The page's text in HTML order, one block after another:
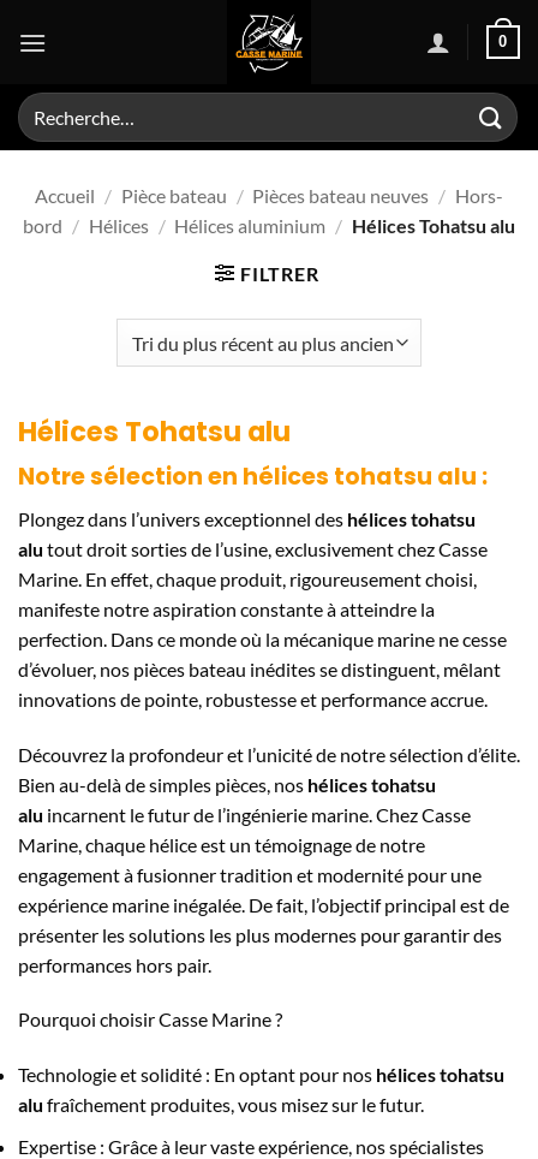
0
Recherche
pour :
Accueil / Pièce bateau / Pièces bateau neuves / Hors-
bord / Hélices / Hélices aluminium / Hélices Tohatsu alu
FILTRER
Hélices Tohatsu alu
Notre sélection en hélices tohatsu alu :
Plongez dans l’univers exceptionnel des hélices tohatsu
alu tout droit sorties de l’usine, exclusivement chez Casse
Marine. En effet, chaque produit, rigoureusement choisi,
manifeste notre aspiration constante à atteindre la
perfection. Dans ce monde où la mécanique marine ne cesse
d’évoluer, nos pièces bateau inédites se distinguent, mêlant
innovations de pointe, robustesse et performance accrue.
Découvrez la profondeur et l’unicité de notre sélection d’élite.
Bien au-delà de simples pièces, nos hélices tohatsu
alu incarnent le futur de l’ingénierie marine. Chez Casse
Marine, chaque hélice est un témoignage de notre
engagement à fusionner tradition et modernité pour une
expérience marine inégalée. De fait, l’objectif principal est de
présenter les solutions les plus modernes pour garantir des
performances hors pair.
Pourquoi choisir Casse Marine ?
Technologie et solidité : En optant pour nos hélices tohatsu
alu fraîchement produites, vous misez sur le futur.
Expertise : Grâce à leur vaste expérience, nos spécialistes